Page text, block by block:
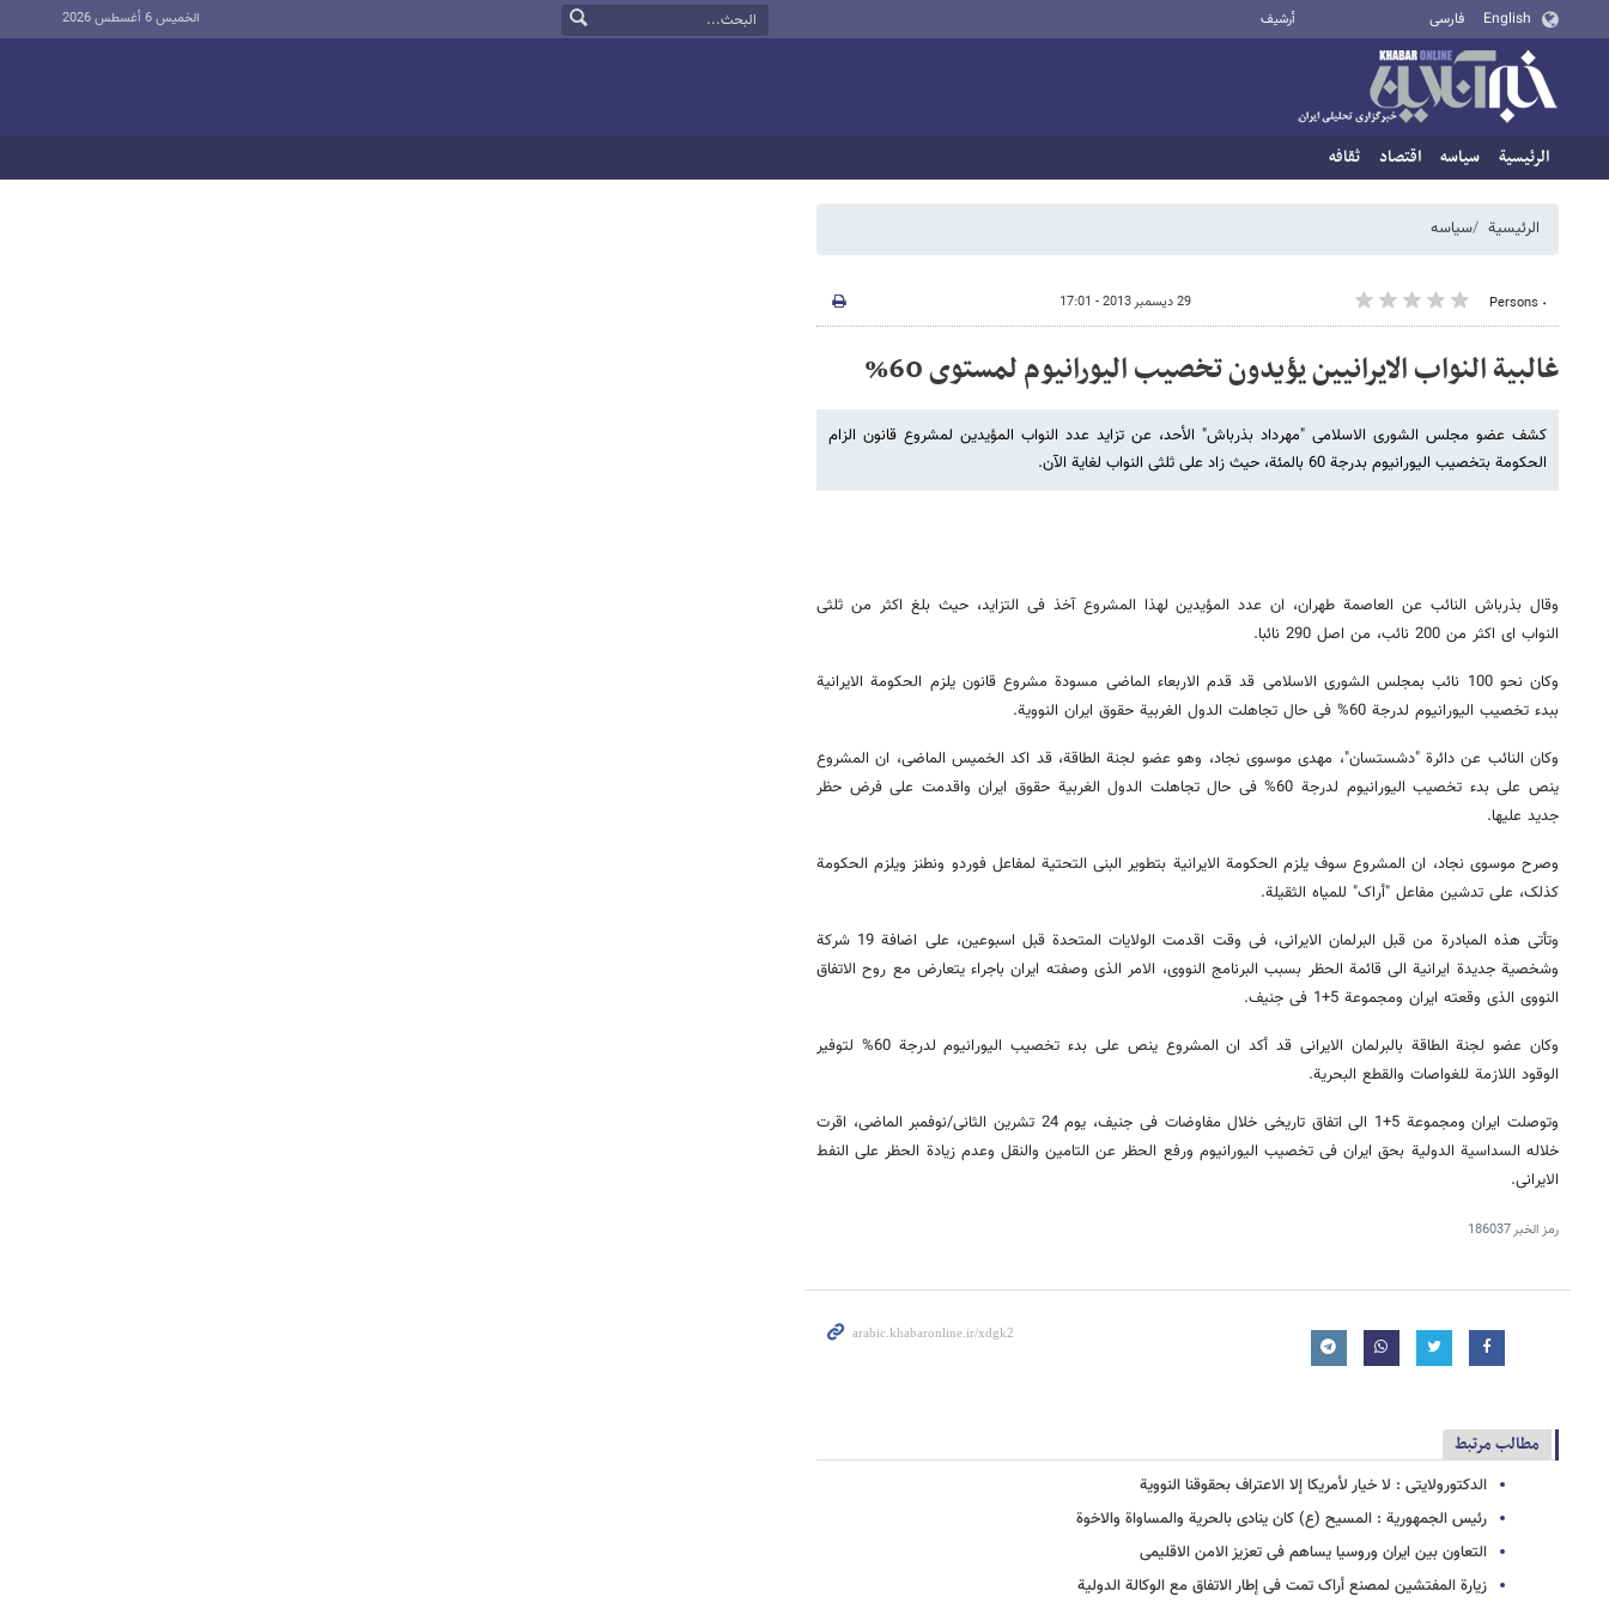
English فارسی أرشيف الخميس 6 أغسطس 2026
الرئيسية سیاسه اقتصاد ثقافه
الرئيسية سیاسه
٠ Persons 29 ديسمبر 2013 - 17:01
غالبیة النواب الایرانیین یؤیدون تخصیب الیورانیوم لمستوى 60%
کشف عضو مجلس الشورى الاسلامی "مهرداد بذرباش" الأحد، عن تزاید عدد النواب المؤیدین لمشروع قانون الزام
الحکومة بتخصیب الیورانیوم بدرجة 60 بالمئة، حیث زاد على ثلثی النواب لغایة الآن.
وقال بذرباش النائب عن العاصمة طهران، ان عدد المؤیدین لهذا المشروع آخذ فی التزاید، حیث بلغ اکثر من ثلثی
النواب ای اکثر من 200 نائب، من اصل 290 نائبا.
وکان نحو 100 نائب بمجلس الشورى الاسلامی قد قدم الاربعاء الماضی مسودة مشروع قانون یلزم الحکومة الایرانیة
ببدء تخصیب الیورانیوم لدرجة 60% فی حال تجاهلت الدول الغربیة حقوق ایران النوویة.
وکان النائب عن دائرة "دشستسان"، مهدی موسوی نجاد، وهو عضو لجنة الطاقة، قد اکد الخمیس الماضی، ان المشروع
ینص على بدء تخصیب الیورانیوم لدرجة 60% فی حال تجاهلت الدول الغربیة حقوق ایران واقدمت على فرض حظر
جدید علیها.
وصرح موسوى نجاد، ان المشروع سوف یلزم الحکومة الایرانیة بتطویر البنى التحتیة لمفاعل فوردو ونطنز ویلزم الحکومة
کذلک، على تدشین مفاعل "أراک" للمیاه الثقیلة.
وتأتی هذه المبادرة من قبل البرلمان الایرانی، فی وقت اقدمت الولایات المتحدة قبل اسبوعین، على اضافة 19 شرکة
وشخصیة جدیدة ایرانیة الى قائمة الحظر بسبب البرنامج النووی، الامر الذی وصفته ایران باجراء یتعارض مع روح الاتفاق
النووی الذی وقعته ایران ومجموعة 5+1 فی جنیف.
وکان عضو لجنة الطاقة بالبرلمان الایرانی قد أکد ان المشروع ینص على بدء تخصیب الیورانیوم لدرجة 60% لتوفیر
الوقود اللازمة للغواصات والقطع البحریة.
وتوصلت ایران ومجموعة 5+1 الى اتفاق تاریخی خلال مفاوضات فی جنیف، یوم 24 تشرین الثانی/نوفمبر الماضی، اقرت
خلاله السداسیة الدولیة بحق ایران فی تخصیب الیورانیوم ورفع الحظر عن التامین والنقل وعدم زیادة الحظر على النفط
الایرانی.
رمز الخبر186037
مطالب مرتبط
الدکتورولایتی : لا خیار لأمریکا إلا الاعتراف بحقوقنا النوویة
رئیس الجمهوریة : المسیح (ع) کان ینادی بالحریة والمساواة والاخوة
التعاون بین ایران وروسیا یساهم فی تعزیز الامن الاقلیمی
زیارة المفتشین لمصنع أراک تمت فی إطار الاتفاق مع الوکالة الدولیة